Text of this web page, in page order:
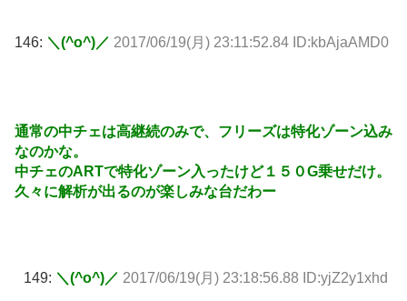
146: ＼(^o^)／ 2017/06/19(月) 23:11:52.84 ID:kbAjaAMD0
通常の中チェは高継続のみで、フリーズは特化ゾーン込み
なのかな。
中チェのARTで特化ゾーン入ったけど１５０G乗せだけ。
久々に解析が出るのが楽しみな台だわー
149: ＼(^o^)／ 2017/06/19(月) 23:18:56.88 ID:yjZ2y1xhd